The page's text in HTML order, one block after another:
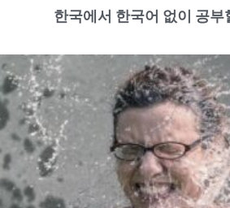
한국에서 한국어 없이 공부